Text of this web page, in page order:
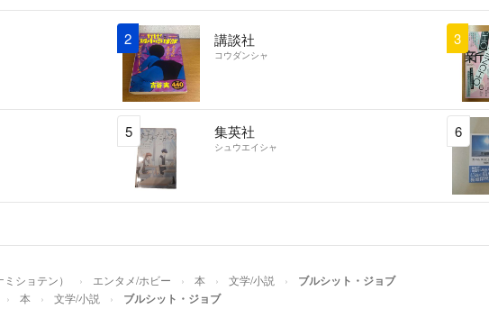
2 講談社
コウダンシャ
3
5 集英社
シュウエイシャ
6
ショテン） エンタメ/ホビー 本 文学/小説 ブルシット・ジョブ
本 文学/小説 ブルシット・ジョブ